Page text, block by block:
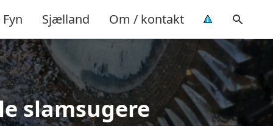
Fyn Sjælland Om / kontakt
slamsugere